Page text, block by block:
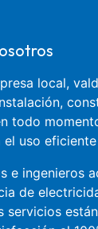
local,
todo
el uso
e ingenieros
de
servicios